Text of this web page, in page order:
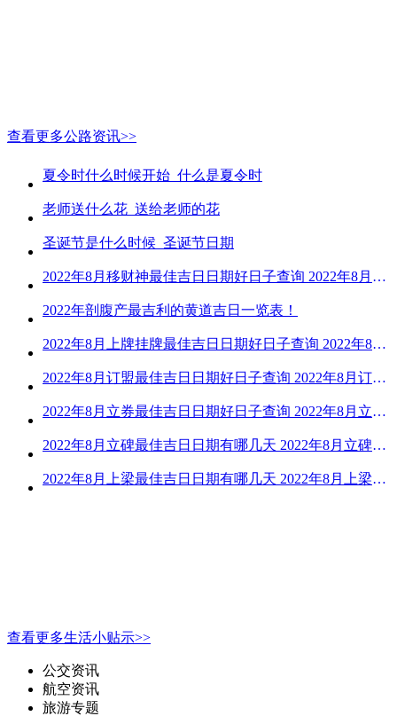
查看更多公路资讯>>
夏令时什么时候开始_什么是夏令时
老师送什么花_送给老师的花
圣诞节是什么时候_圣诞节日期
2022年8月移财神最佳吉日日期好日子查询 2022年8月移财神吉日一览
2022年剖腹产最吉利的黄道吉日一览表！
2022年8月上牌挂牌最佳吉日日期好日子查询 2022年8月上牌吉日精选
2022年8月订盟最佳吉日日期好日子查询 2022年8月订盟黄道吉日一览
2022年8月立券最佳吉日日期好日子查询 2022年8月立券的黄道吉日一览
2022年8月立碑最佳吉日日期有哪几天 2022年8月立碑吉日查询
2022年8月上梁最佳吉日日期有哪几天 2022年8月上梁的黄道吉日
查看更多生活小贴示>>
公交资讯
航空资讯
旅游专题